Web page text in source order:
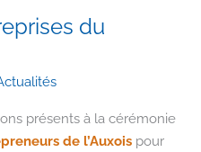
du
présents à la cérémonie
de l’Auxois pour